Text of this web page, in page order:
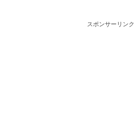
スポンサーリンク